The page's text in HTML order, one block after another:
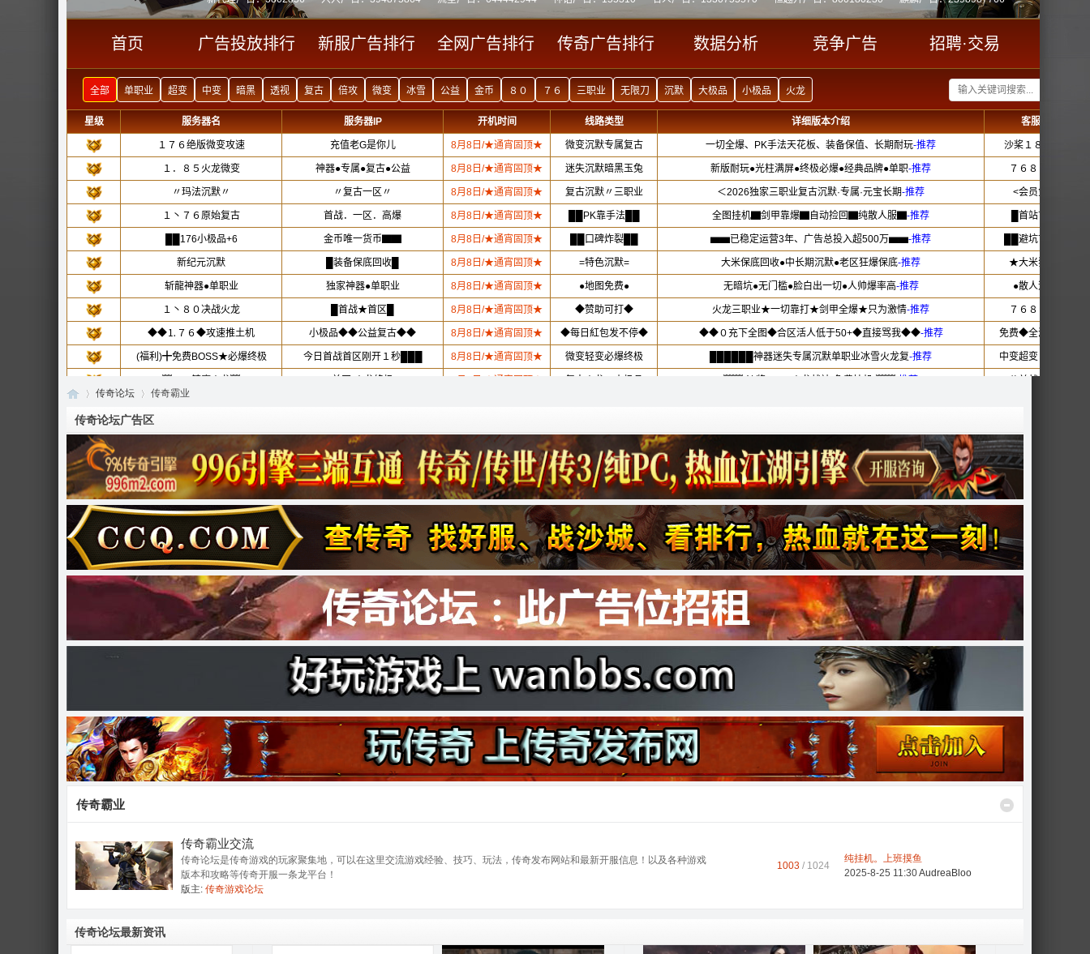
传 »
传奇论坛
›
传奇霸业
传奇论坛广告区
传奇霸业
传奇霸业交流
传奇论坛是传奇游戏的玩家聚集地，可以在这里交流游戏经验、技巧、玩法，传奇发布网站和最新开服信息！以及各种游戏
版本和攻略等传奇开服一条龙平台！
版主: 传奇游戏论坛
1003 / 1024
纯挂机。上班摸鱼
2025-8-25 11:30AudreaBloo
传奇论坛最新资讯